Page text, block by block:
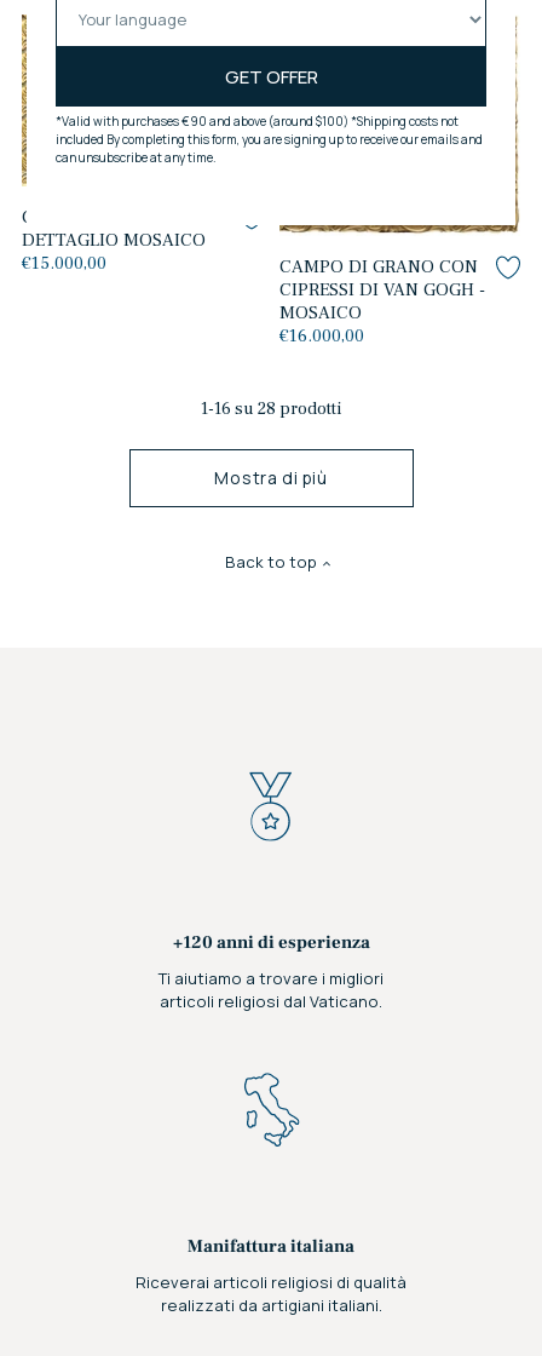
CREAZIONE DI ADAMO -
DETTAGLIO MOSAICO
€15.000,00
CAMPO DI GRANO CON
CIPRESSI DI VAN GOGH -
MOSAICO
€16.000,00
1-16 su 28 prodotti
Mostra di più
Back to top
+120 anni di esperienza
Ti aiutiamo a trovare i migliori
articoli religiosi dal Vaticano.
Manifattura italiana
Riceverai articoli religiosi di qualità
realizzati da artigiani italiani.